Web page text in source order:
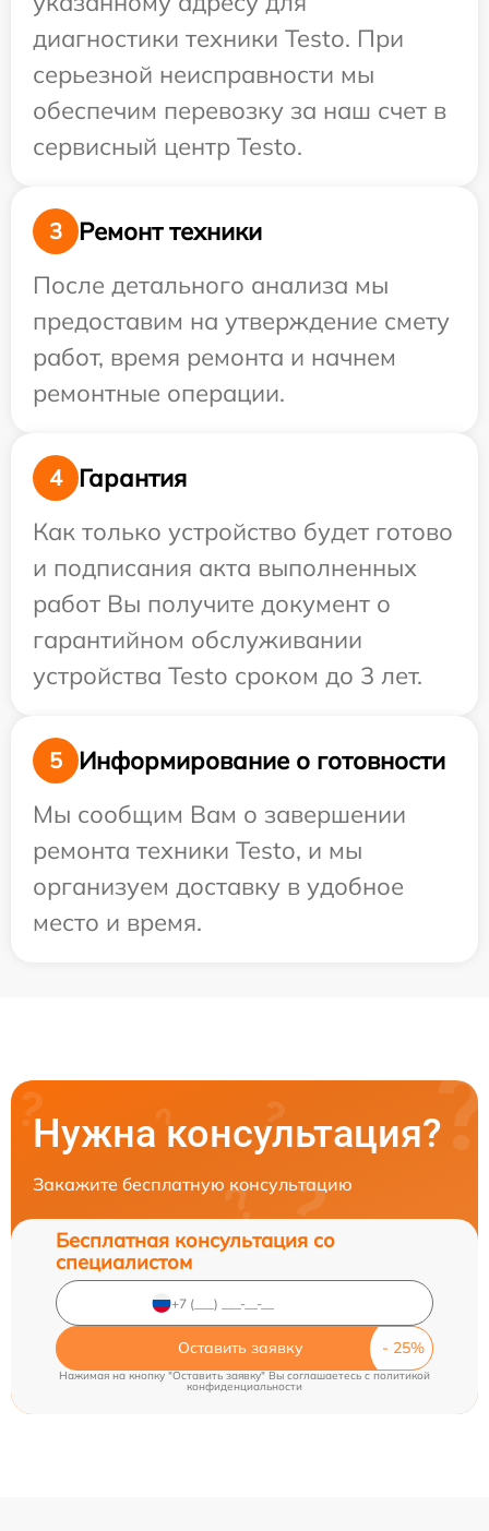
диагностики техники Testo. При
серьезной неисправности мы
обеспечим перевозку за наш счет в
сервисный центр Testo.
3
Ремонт техники
После детального анализа мы
предоставим на утверждение смету
работ, время ремонта и начнем
ремонтные операции.
4
Гарантия
Как только устройство будет готово
и подписания акта выполненных
работ Вы получите документ о
гарантийном обслуживании
устройства Testo сроком до 3 лет.
5
Информирование о готовности
Мы сообщим Вам о завершении
ремонта техники Testo, и мы
организуем доставку в удобное
место и время.
Нужна консультация?
Закажите бесплатную консультацию
Бесплатная консультация со
специалистом
Оставить заявку
Нажимая на кнопку "Оставить заявку" Вы соглашаетесь cполитикой
конфиденциальности